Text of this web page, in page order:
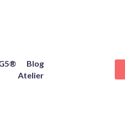
Blog
Atelier